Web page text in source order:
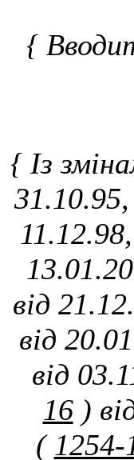
{
{ Із
від
від
від
16 )
( 1254-